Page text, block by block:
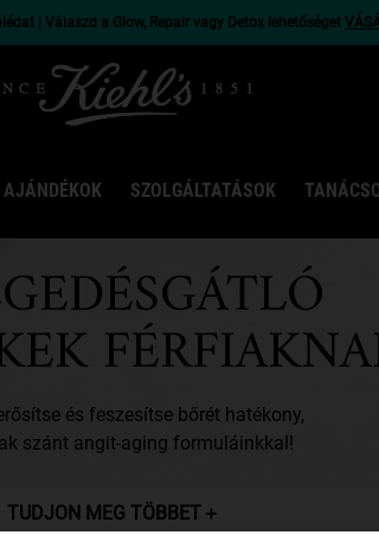
| Válaszd a Glow, Repair vagy Detox lehetőséget
AJÁNDÉKOK SZOLGÁLTATÁSOK
és feszesítse bőrét hatékony,
szánt angit-aging formuláinkkal!
TUDJON MEG TÖBBET ＋